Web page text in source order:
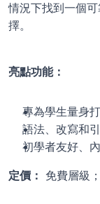
情況下找到一個
擇。
亮點功能：
專為學生量身
語法、改寫和
初學者友好、
定價： 免費層級